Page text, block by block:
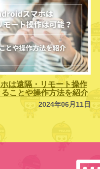
は遠隔・リモート操作
ことや操作方法を紹介
2024年06月11日